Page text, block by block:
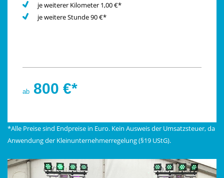
je weiterer Kilometer 1,00 €*
je weitere Stunde 90 €*
ab 800 €*
*Alle Preise sind Endpreise in Euro. Kein Ausweis der Umsatzsteuer, da
Anwendung der Kleinunternehmerregelung (§19 UStG).